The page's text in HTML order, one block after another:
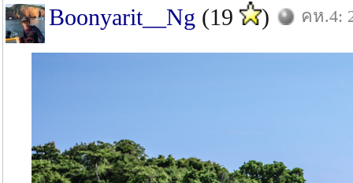
Boonyarit__Ng (19 ) คห.4: